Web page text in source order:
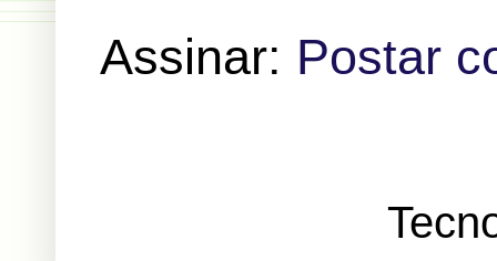
Assinar: Postar